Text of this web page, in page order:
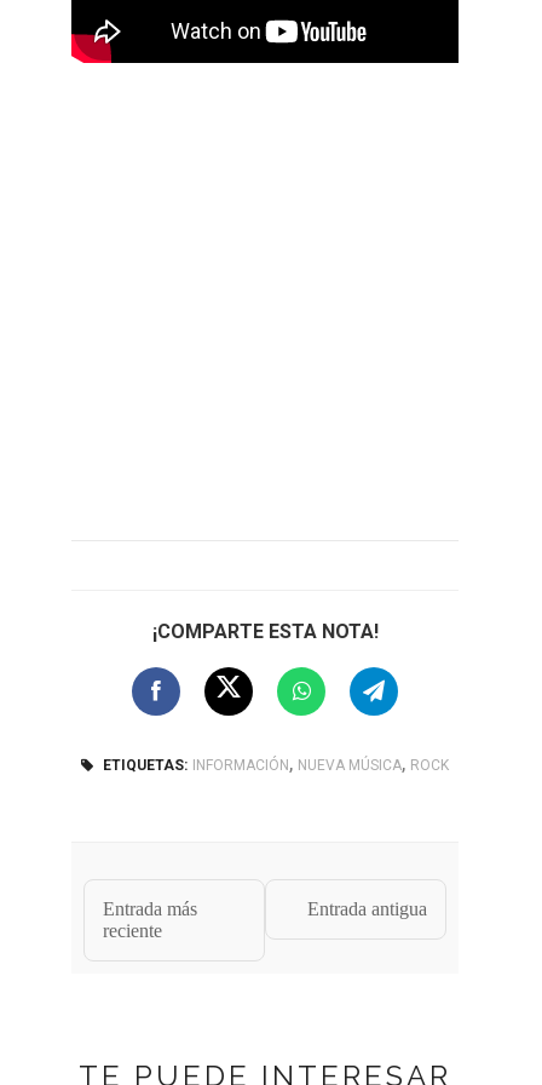
¡COMPARTE ESTA NOTA!
ETIQUETAS: INFORMACIÓN , NUEVA MÚSICA, ROCK
Entrada más
reciente
Entrada antigua
TE PUEDE INTERESAR